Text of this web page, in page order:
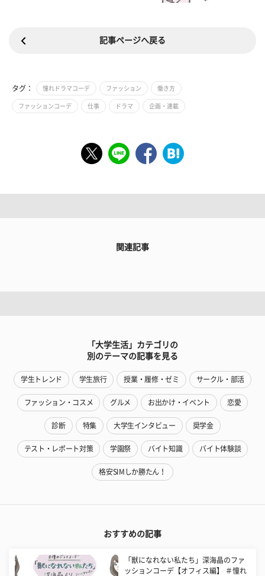
記事ページへ戻る
タグ： 憧れドラマコーデ ファッション 働き方
ファッションコーデ 仕事 ドラマ 企画・連載
関連記事
「大学生活」カテゴリの
別のテーマの記事を見る
学生トレンド 学生旅行 授業・履修・ゼミ サークル・部活
ファッション・コスメ グルメ お出かけ・イベント 恋愛
診断 特集 大学生インタビュー 奨学金
テスト・レポート対策 学園祭 バイト知識 バイト体験談
格安SIMしか勝たん！
おすすめの記事
​​「獣になれない私たち」深海晶のファ
ッションコーデ【オフィス編】 ＃憧れ